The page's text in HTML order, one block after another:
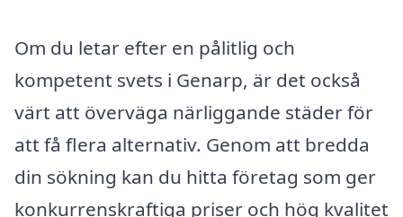
Om du letar efter en pålitlig och
kompetent svets i Genarp, är det också
värt att överväga närliggande städer för
att få flera alternativ. Genom att bredda
din sökning kan du hitta företag som ger
konkurrenskraftiga priser och hög kvalitet